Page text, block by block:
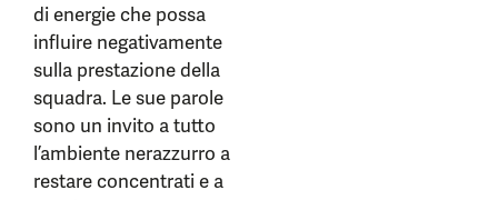
di energie che possa
influire negativamente
sulla prestazione della
squadra. Le sue parole
sono un invito a tutto
l’ambiente nerazzurro a
restare concentrati e a